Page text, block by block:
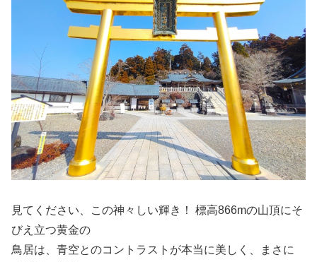
見てください、この神々しい輝き！ 標高866mの山頂にそ
びえ立つ黄金の
鳥居は、青空とのコントラストが本当に美しく、まさに